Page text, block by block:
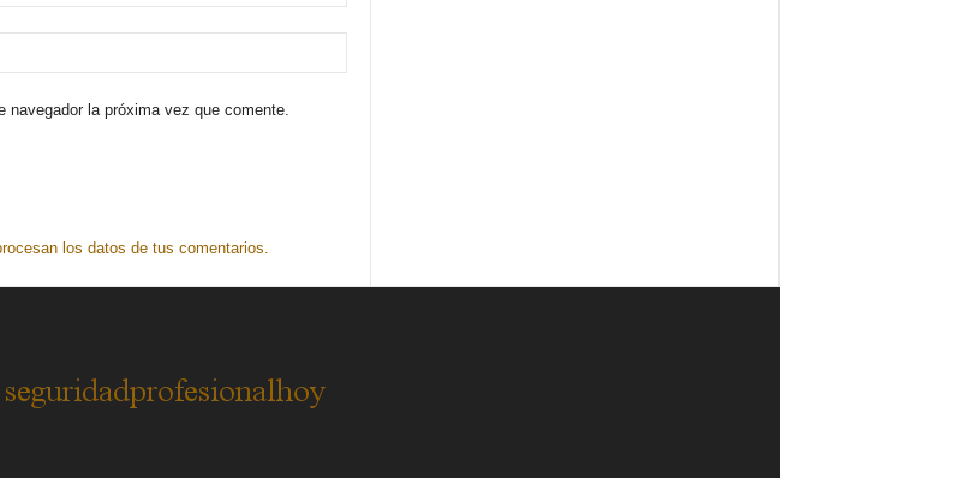
navegador la próxima vez que comente.
los datos de tus comentarios.